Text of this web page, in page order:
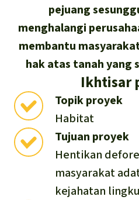
Kawasan
Mobil listrik
Hak-hak
Biodiesel
Minyak
Semen
English
Español
Français
Italiano
Português
pejuang
menghalangi
membantu
hak atas tanah yang
Ikhtisar
Topik proyek
Habitat
Tujuan proyek
Hentikan
masyarakat
kejahatan